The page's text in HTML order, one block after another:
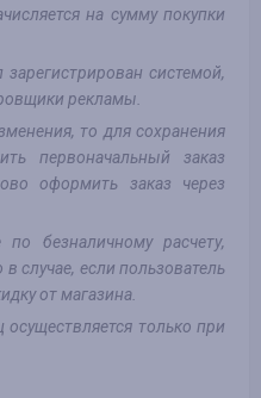
на сумму покупки
системой,
рекламы.
то для сохранения
первоначальный заказ
оформить заказ через
безналичному расчету,
случае, если пользователь
от магазина.
только при